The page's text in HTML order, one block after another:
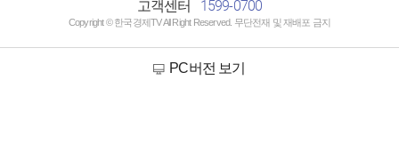
YouTube 서비스 약관 Google 개인정보처리방침
사이트맵